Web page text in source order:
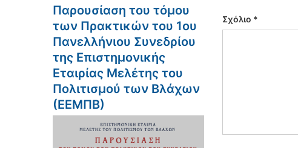
Παρουσίαση του τόμου
των Πρακτικών του 1ου
Πανελλήνιου Συνεδρίου
της Επιστημονικής
Εταιρίας Μελέτης του
Πολιτισμού των Βλάχων
(ΕΕΜΠΒ)
Σχόλιο *